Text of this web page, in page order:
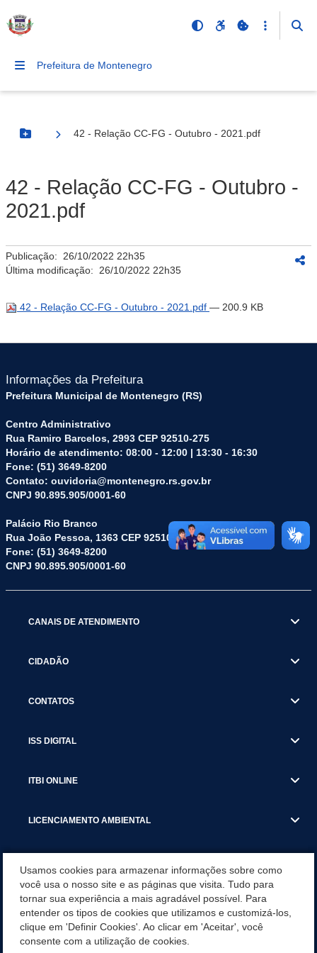
Prefeitura de Montenegro
Botão Menu
42 - Relação CC-FG - Outubro - 2021.pdf
42 - Relação CC-FG - Outubro -
2021.pdf
Publicação: 26/10/2022 22h35
Última modificação: 26/10/2022 22h35
42 - Relação CC-FG - Outubro - 2021.pdf — 200.9 KB
Informações da Prefeitura
Prefeitura Municipal de Montenegro (RS)
Centro Administrativo
Rua Ramiro Barcelos, 2993 CEP 92510-275
Horário de atendimento: 08:00 - 12:00 | 13:30 - 16:30
Fone: (51) 3649-8200
Contato: ouvidoria@montenegro.rs.gov.br
CNPJ 90.895.905/0001-60
Palácio Rio Branco
Rua João Pessoa, 1363 CEP 92510-045
Fone: (51) 3649-8200
CNPJ 90.895.905/0001-60
CANAIS DE ATENDIMENTO
CIDADÃO
CONTATOS
ISS DIGITAL
ITBI ONLINE
LICENCIAMENTO AMBIENTAL
SERVIÇOS
SERVIÇOS DO DEPARTAMENTO DE RECEITA MUNICIPAL
Usamos cookies para armazenar informações sobre como
você usa o nosso site e as páginas que visita. Tudo para
tornar sua experiência a mais agradável possível. Para
entender os tipos de cookies que utilizamos e customizá-los,
clique em 'Definir Cookies'. Ao clicar em 'Aceitar', você
consente com a utilização de cookies.